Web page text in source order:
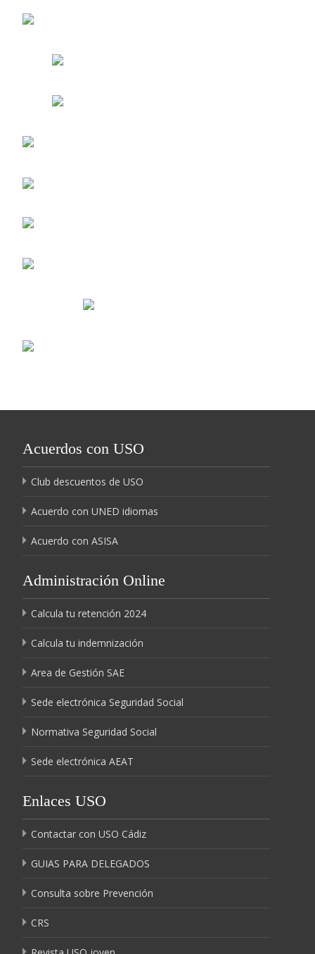
Acuerdos con USO
Club descuentos de USO
Acuerdo con UNED idiomas
Acuerdo con ASISA
Administración Online
Calcula tu retención 2024
Calcula tu indemnización
Area de Gestión SAE
Sede electrónica Seguridad Social
Normativa Seguridad Social
Sede electrónica AEAT
Enlaces USO
Contactar con USO Cádiz
GUIAS PARA DELEGADOS
Consulta sobre Prevención
CRS